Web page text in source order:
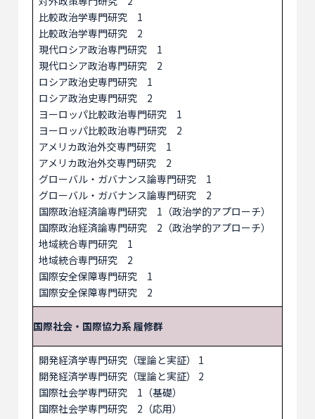
比較政治学専門研究 1
比較政治学専門研究 2
現代ロシア政治専門研究 1
現代ロシア政治専門研究 2
ロシア政治史専門研究 1
ロシア政治史専門研究 2
ヨーロッパ比較政治専門研究 1
ヨーロッパ比較政治専門研究 2
アメリカ政治外交専門研究 1
アメリカ政治外交専門研究 2
グローバル・ガバナンス論専門研究 1
グローバル・ガバナンス論専門研究 2
国際政治経済論専門研究 1（政治学的アプローチ）
国際政治経済論専門研究 2（政治学的アプローチ）
地域統合専門研究 1
地域統合専門研究 2
国際安全保障専門研究 1
国際安全保障専門研究 2
国際社会・国際協力系 履修群
開発経済学専門研究（理論と実証） 1
開発経済学専門研究（理論と実証） 2
国際社会学専門研究 1（基礎）
国際社会学専門研究 2（応用）